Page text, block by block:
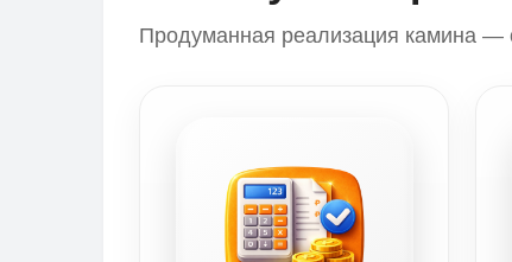
Продуманная реализация камина —